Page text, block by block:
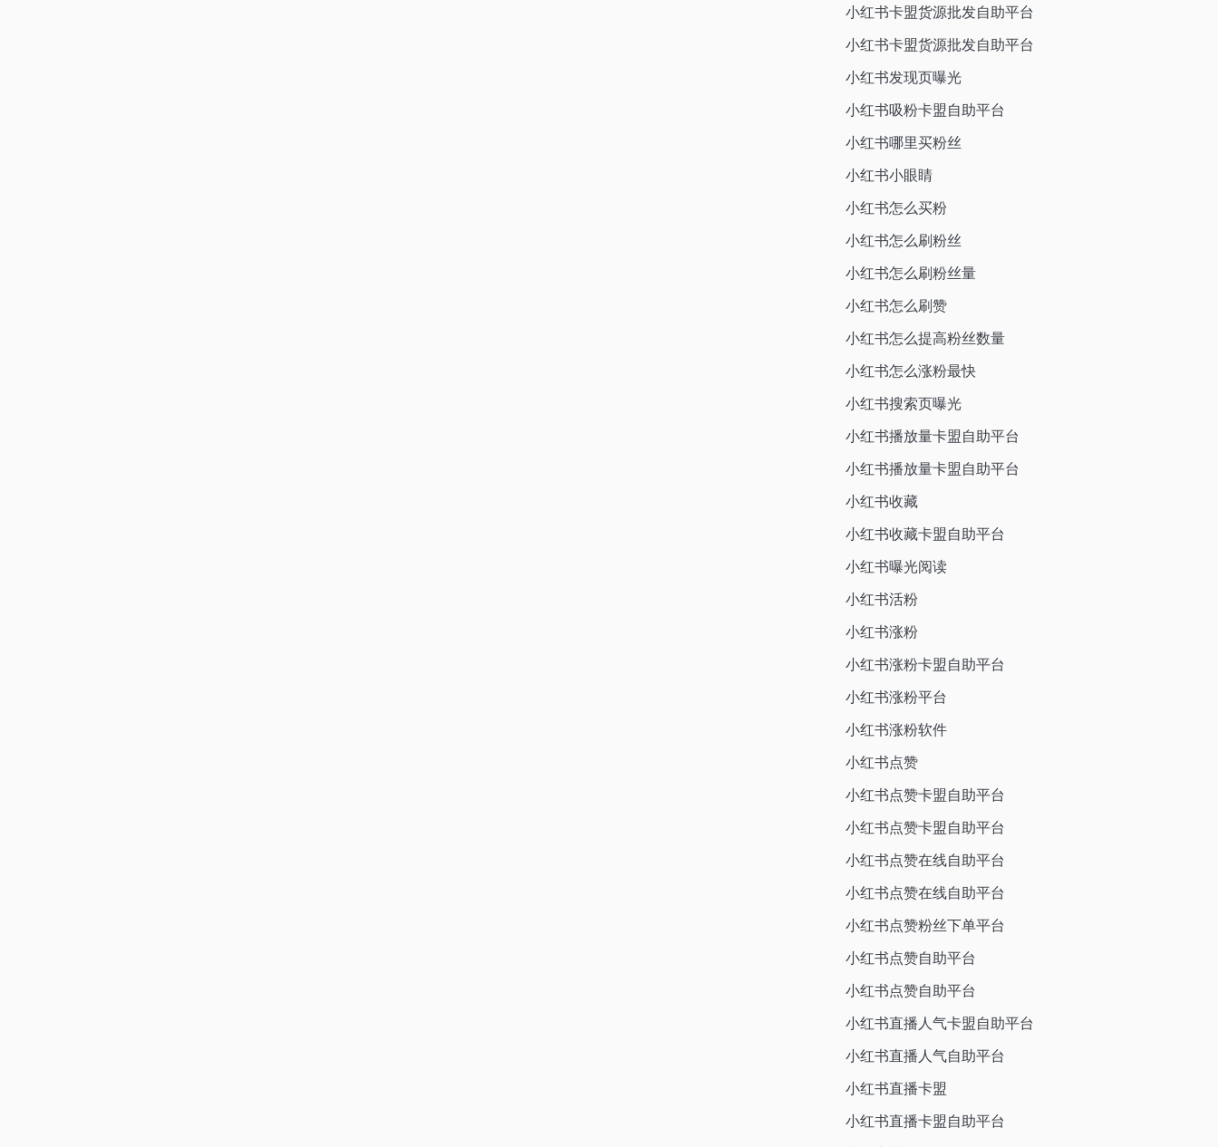
小红书卡盟货源批发自助平台
小红书卡盟货源批发自助平台
小红书发现页曝光
小红书吸粉卡盟自助平台
小红书哪里买粉丝
小红书小眼睛
小红书怎么买粉
小红书怎么刷粉丝
小红书怎么刷粉丝量
小红书怎么刷赞
小红书怎么提高粉丝数量
小红书怎么涨粉最快
小红书搜索页曝光
小红书播放量卡盟自助平台
小红书播放量卡盟自助平台
小红书收藏
小红书收藏卡盟自助平台
小红书曝光阅读
小红书活粉
小红书涨粉
小红书涨粉卡盟自助平台
小红书涨粉平台
小红书涨粉软件
小红书点赞
小红书点赞卡盟自助平台
小红书点赞卡盟自助平台
小红书点赞在线自助平台
小红书点赞在线自助平台
小红书点赞粉丝下单平台
小红书点赞自助平台
小红书点赞自助平台
小红书直播人气卡盟自助平台
小红书直播人气自助平台
小红书直播卡盟
小红书直播卡盟自助平台